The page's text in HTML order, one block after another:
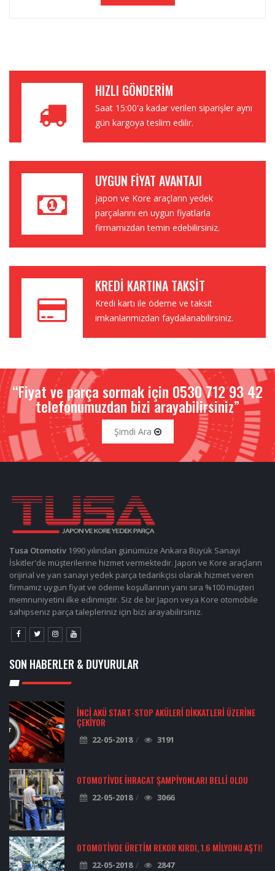
HIZLI GÖNDERIM
Saat 15:00'a kadar verilen siparişler aynı
gün kargoya teslim edilir.
UYGUN FIYAT AVANTAJI
japon ve Kore araçların yedek
parçalarını en uygun fiyatlarla
firmamızdan temin edebilirsiniz.
KREDI KARTINA TAKSIT
Kredi kartı ile ödeme ve taksit
imkanlarımızdan faydalanabilirsiniz.
“Fiyat ve parça sormak için 0530 712 93 42
telefonumuzdan bizi arayabilirsiniz”
Şimdi Ara
Tusa Otomotiv 1990 yılından günümüze Ankara Büyük Sanayi
İskitler'de müşterilerine hizmet vermektedir. Japon ve Kore araçların
orijinal ve yan sanayi yedek parça tedarikçisi olarak hizmet veren
firmamız uygun fiyat ve ödeme koşullarının yanı sıra %100 müşteri
memnuniyetini ilke edinmiştir. Siz de bir Japon veya Kore otomobile
sahipseniz parça talepleriniz için bizi arayabilirsiniz.
SON HABERLER & DUYURULAR
İNCI AKÜ START-STOP AKÜLERI DIKKATLERI ÜZERINE
ÇEKIYOR
22-05-2018 3191
OTOMOTIVDE İHRACAT ŞAMPIYONLARI BELLI OLDU
22-05-2018 3066
OTOMOTIVDE ÜRETIM REKOR KIRDI, 1.6 MILYONU AŞTI!
22-05-2018 2847